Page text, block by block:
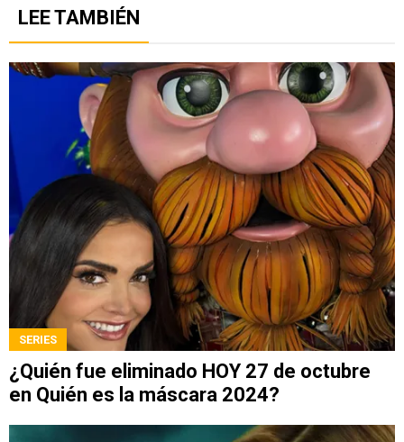
LEE TAMBIÉN
SERIES
¿Quién fue eliminado HOY 27 de octubre
en Quién es la máscara 2024?